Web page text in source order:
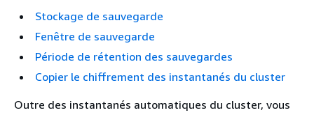
Stockage de sauvegarde
Fenêtre de sauvegarde
Période de rétention des sauvegardes
Copier le chiffrement des instantanés du cluster
Outre des instantanés automatiques du cluster, vous